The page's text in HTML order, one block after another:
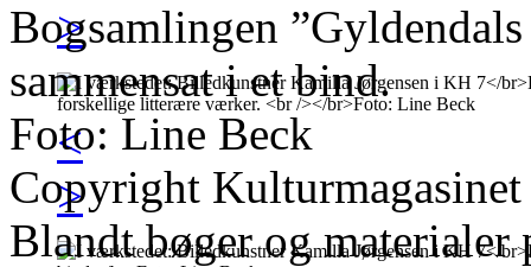
>
<
>
Bogsamlingen
sammensat i et bind.
Foto: Line Beck
Copyright
Blandt bøger og